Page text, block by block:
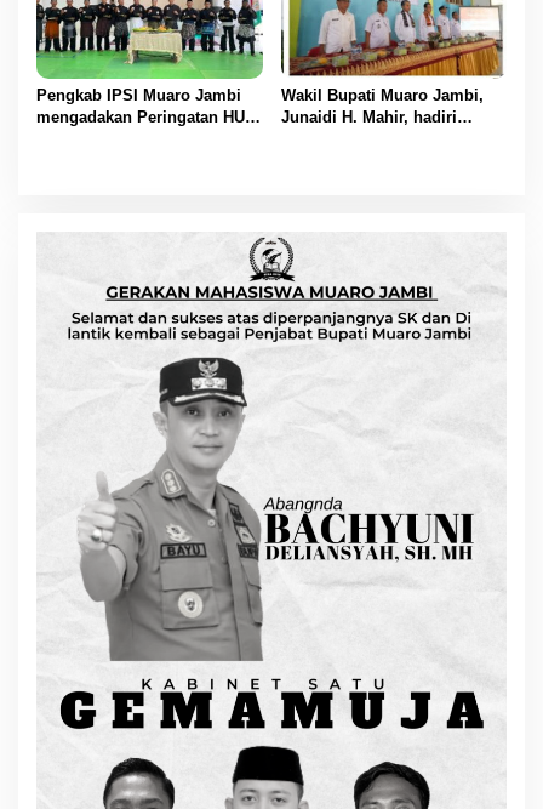
Pengkab IPSI Muaro Jambi
mengadakan Peringatan HUT
Wakil Bupati Muaro Jambi,
Junaidi H. Mahir, hadiri